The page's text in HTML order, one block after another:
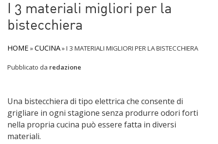
I 3 materiali migliori per la
bistecchiera
HOME »CUCINA»I 3 MATERIALI MIGLIORI PER LA BISTECCHIERA
Pubblicato da redazione
Una bistecchiera di tipo elettrica che consente di
grigliare in ogni stagione senza produrre odori forti
nella propria cucina può essere fatta in diversi
materiali.